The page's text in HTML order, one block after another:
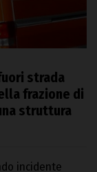
strada
frazione di
struttura
incidente